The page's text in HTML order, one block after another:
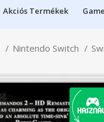
Akciós Termékek
Nintendo Switch